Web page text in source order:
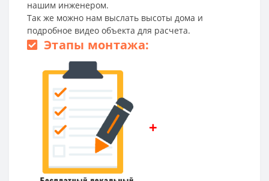
нашим инженером.
Так же можно нам выслать высоты дома и
подробное видео объекта для расчета.
Этапы монтажа:
+